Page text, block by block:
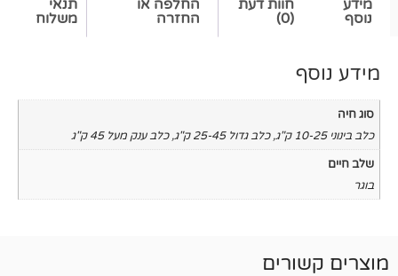
תנאי
משלוח
חוות דעת
החלפה או
החזרה
,כלב גדול 25-45 ק"ג ,כלב ענק מעל 45 ק"ג